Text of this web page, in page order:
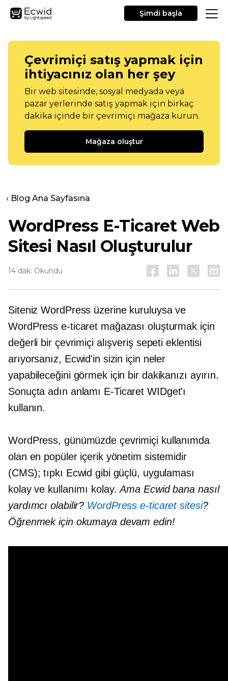
Şimdi başla
Çevrimiçi satış yapmak için
ihtiyacınız olan her şey
Bir web sitesinde, sosyal medyada veya
pazar yerlerinde satış yapmak için birkaç
dakika içinde bir çevrimiçi mağaza kurun.
Mağaza oluştur
‹ Blog Ana Sayfasına
WordPress E-Ticaret Web
Sitesi Nasıl Oluşturulur
14 dak. Okundu
Siteniz WordPress üzerine kuruluysa ve
WordPress e-ticaret mağazası oluşturmak için
değerli bir çevrimiçi alışveriş sepeti eklentisi
arıyorsanız, Ecwid'in sizin için neler
yapabileceğini görmek için bir dakikanızı ayırın.
Sonuçta adın anlamı E-Ticaret WIDget'ı
kullanın.
WordPress, günümüzde çevrimiçi kullanımda
olan en popüler içerik yönetim sistemidir
(CMS); tıpkı Ecwid gibi güçlü, uygulaması
kolay ve kullanımı kolay.Ama Ecwid bana nasıl
yardımcı olabilir? WordPress e-ticaret sitesi?
Öğrenmek için okumaya devam edin!